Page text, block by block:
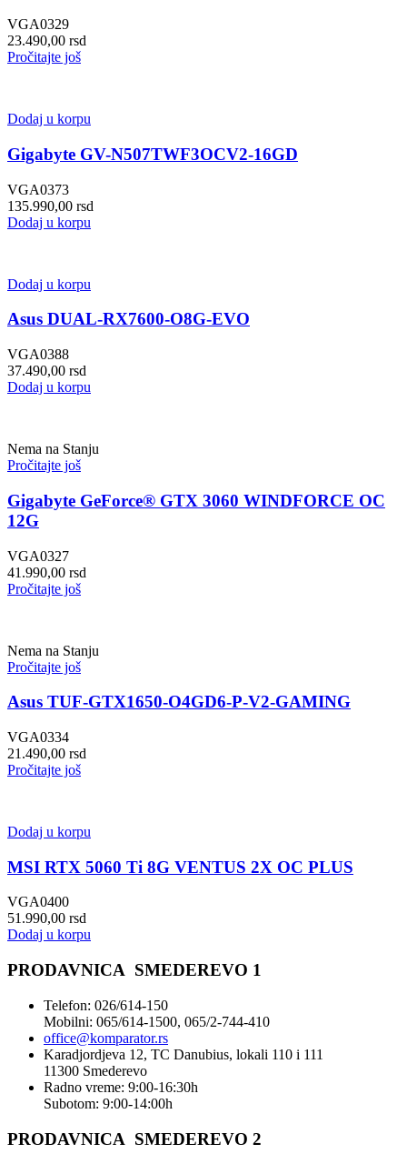
VGA0329
23.490,00 rsd
Pročitajte još
Dodaj u korpu
Gigabyte GV-N507TWF3OCV2-16GD
VGA0373
135.990,00 rsd
Dodaj u korpu
Dodaj u korpu
Asus DUAL-RX7600-O8G-EVO
VGA0388
37.490,00 rsd
Dodaj u korpu
Nema na Stanju
Pročitajte još
Gigabyte GeForce® GTX 3060 WINDFORCE OC
12G
VGA0327
41.990,00 rsd
Pročitajte još
Nema na Stanju
Pročitajte još
Asus TUF-GTX1650-O4GD6-P-V2-GAMING
VGA0334
21.490,00 rsd
Pročitajte još
Dodaj u korpu
MSI RTX 5060 Ti 8G VENTUS 2X OC PLUS
VGA0400
51.990,00 rsd
Dodaj u korpu
PRODAVNICA SMEDEREVO 1
Telefon: 026/614-150
Mobilni: 065/614-1500, 065/2-744-410
office@komparator.rs
Karadjordjeva 12, TC Danubius, lokali 110 i 111
11300 Smederevo
Radno vreme: 9:00-16:30h
Subotom: 9:00-14:00h
PRODAVNICA SMEDEREVO 2